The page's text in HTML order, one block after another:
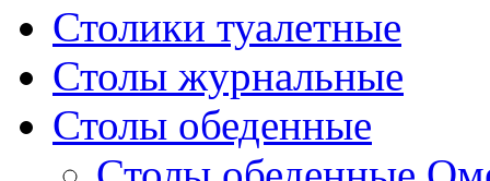
Столики туалетные
Столы журнальные
Столы обеденные